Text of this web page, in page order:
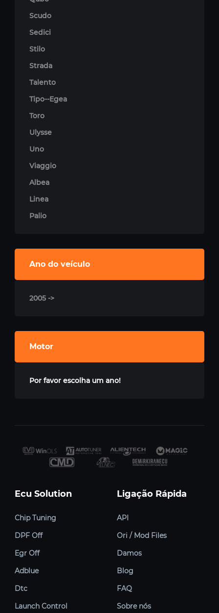
Scudo
Sedici
Stilo
Strada
Talento
Tipo--Egea
Toro
Ulysse
Uno
Viaggio
Albea
Linea
Palio
Ano do veículo
2005 ->
Motor
Por favor escolha um ano!
Ecu Solution
Chip Tuning
DPF Off
Egr Off
Adblue
Dtc
Launch Control
Ligação Rápida
API
Ori / Mod Files
Damos
Blog
FAQ
Sobre nós